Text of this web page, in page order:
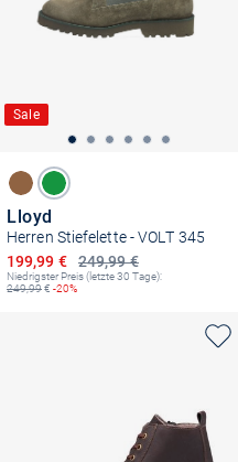
Sale
Lloyd
Herren Stiefelette - VOLT 345
249,99 €
Ermäßigter Preis
199,99 €
Niedrigster Preis (letzte 30 Tage):
249,99€ -20%